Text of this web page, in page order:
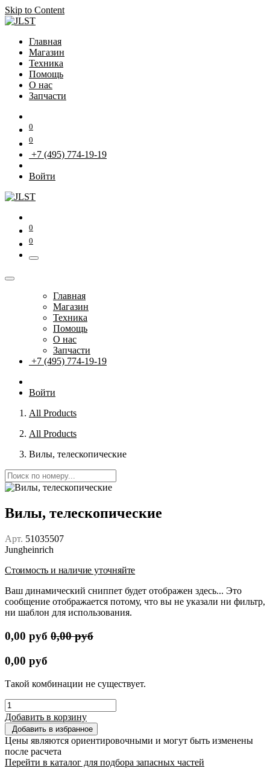
Skip to Content
Главная
Магазин
Техника
Помощь
О нас
Запчасти
0
0
+7 (495) 774-19-19
Войти
0
0
Главная
Магазин
Техника
Помощь
О нас
Запчасти
+7 (495) 774-19-19
Войти
All Products
All Products
Вилы, телескопические
Вилы, телескопические
Арт. 51035507
Jungheinrich
Стоимость и наличие уточняйте
Ваш динамический сниппет будет отображен здесь... Это
сообщение отображается потому, что вы не указали ни фильтр,
ни шаблон для использования.
0,00 руб 0,00руб
0,00 руб
Такой комбинации не существует.
Добавить в корзину
Добавить в избранное
Цены являются ориентировочными и могут быть изменены
после расчета
Перейти в каталог для подбора запасных частей